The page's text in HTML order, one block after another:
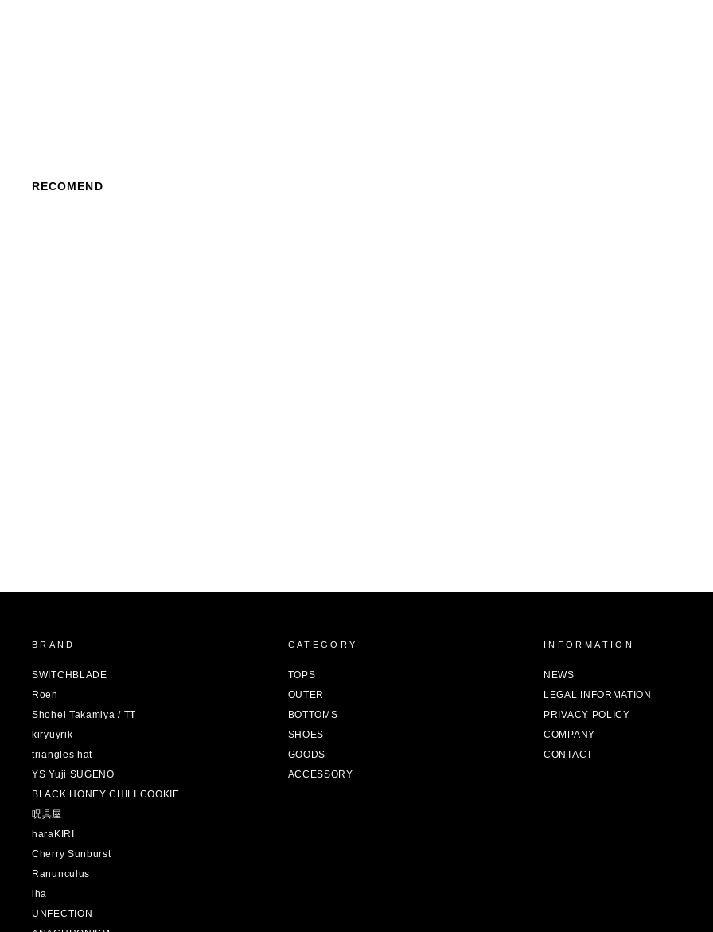
RECOMEND
BRAND
SWITCHBLADE
Roen
Shohei Takamiya / TT
kiryuyrik
triangles hat
YS Yuji SUGENO
BLACK HONEY CHILI COOKIE
呪具屋
haraKIRI
Cherry Sunburst
Ranunculus
iha
UNFECTION
CATEGORY
TOPS
OUTER
BOTTOMS
SHOES
GOODS
ACCESSORY
INFORMATION
NEWS
LEGAL INFORMATION
PRIVACY POLICY
COMPANY
CONTACT